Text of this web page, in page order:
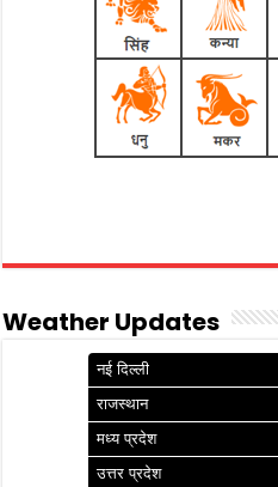
Weather Updates
नई दिल्ली
राजस्थान
मध्य प्रदेश
उत्तर प्रदेश